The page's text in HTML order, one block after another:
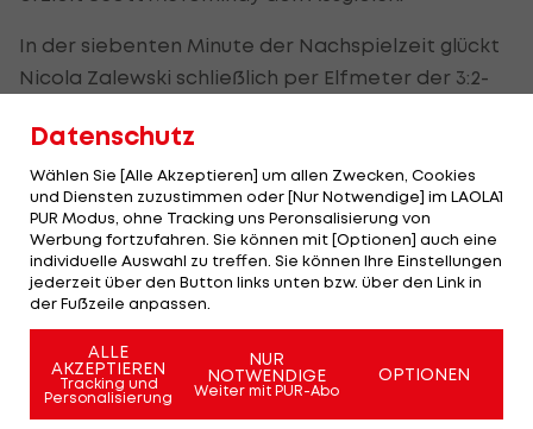
In der siebenten Minute der Nachspielzeit glückt
Nicola Zalewski schließlich per Elfmeter der 3:2-
Kroatien empfängt Polen.
Nations League:
Fußball
Datenschutz
Wählen Sie [Alle Akzeptieren] um allen Zwecken, Cookies
und Diensten zuzustimmen oder [Nur Notwendige] im LAOLA1
PUR Modus, ohne Tracking uns Peronsalisierung von
Werbung fortzufahren. Sie können mit [Optionen] auch eine
individuelle Auswahl zu treffen. Sie können Ihre Einstellungen
jederzeit über den Button links unten bzw. über den Link in
der Fußzeile anpassen.
ALLE
AKZEPTIEREN
Tracking und
Personalisierung
NUR
NOTWENDIGE
Weiter mit PUR-Abo
OPTIONEN